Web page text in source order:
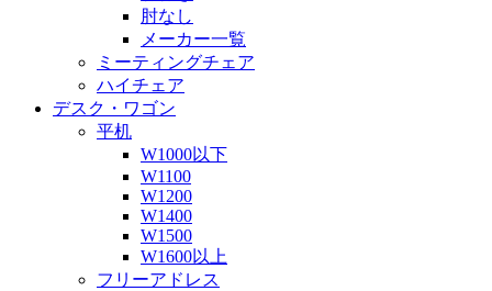
肘なし
メーカー一覧
ミーティングチェア
ハイチェア
デスク・ワゴン
平机
W1000以下
W1100
W1200
W1400
W1500
W1600以上
フリーアドレス